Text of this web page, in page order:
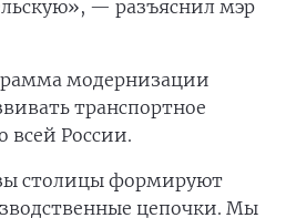
— разъяснил мэр
модернизации
транспортное
всей России.
столицы формируют
цепочки. Мы